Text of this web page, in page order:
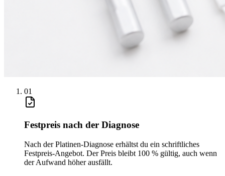
01
Festpreis nach der Diagnose
Nach der Platinen-Diagnose erhältst du ein schriftliches
Festpreis-Angebot. Der Preis bleibt 100 % gültig, auch wenn
der Aufwand höher ausfällt.